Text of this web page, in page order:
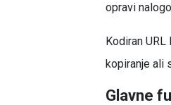
opravi
Kodiran
kopiranje ali
Glavne